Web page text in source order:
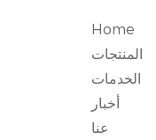
Home
المنتجات
الخدمات
أخبار
عنا